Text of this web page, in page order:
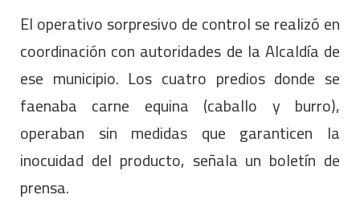
El operativo sorpresivo de control se realizó en
coordinación con autoridades de la Alcaldía de
ese municipio. Los cuatro predios donde se
faenaba carne equina (caballo y burro),
operaban sin medidas que garanticen la
inocuidad del producto, señala un boletín de
prensa.